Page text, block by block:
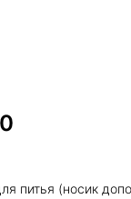
питья (носик